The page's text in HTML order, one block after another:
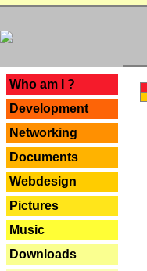
Who am I ?
Development
Networking
Documents
Webdesign
Pictures
Music
Downloads